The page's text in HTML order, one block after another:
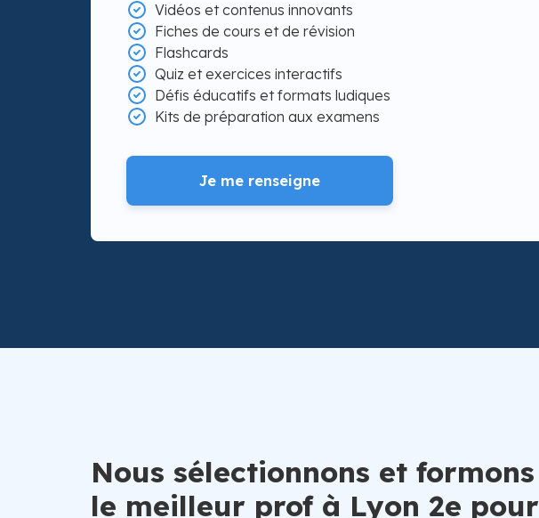
Vidéos et contenus innovants
Fiches de cours et de révision
Flashcards
Quiz et exercices interactifs
Défis éducatifs et formats ludiques
Kits de préparation aux examens
Je me renseigne
Nous sélectionnons et formons
le meilleur prof à Lyon 2e pour